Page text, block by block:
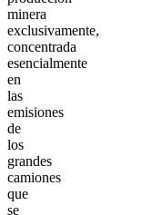
minera
exclusivamente,
concentrada
esencialmente
en
las
emisiones
de
los
grandes
camiones
que
se